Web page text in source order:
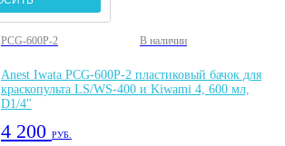
PCG-600P-2 В наличии
Anest Iwata PCG-600P-2 пластиковый бачок для
краскопульта LS/WS-400 и Kiwami 4, 600 мл,
D1/4"
4 200 РУБ.